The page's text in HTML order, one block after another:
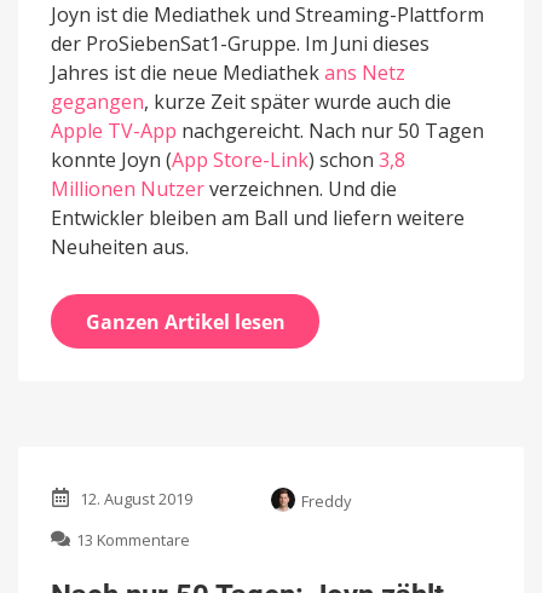
Joyn ist die Mediathek und Streaming-Plattform
der ProSiebenSat1-Gruppe. Im Juni dieses
Jahres ist die neue Mediathekans Netz
gegangen, kurze Zeit später wurde auch die
Apple TV-App nachgereicht. Nach nur 50 Tagen
konnte Joyn (App Store-Link) schon 3,8
Millionen Nutzerverzeichnen. Und die
Entwickler bleiben am Ball und liefern weitere
Neuheiten aus.
Ganzen Artikel lesen
12. August 2019
Freddy
13 Kommentare
nur